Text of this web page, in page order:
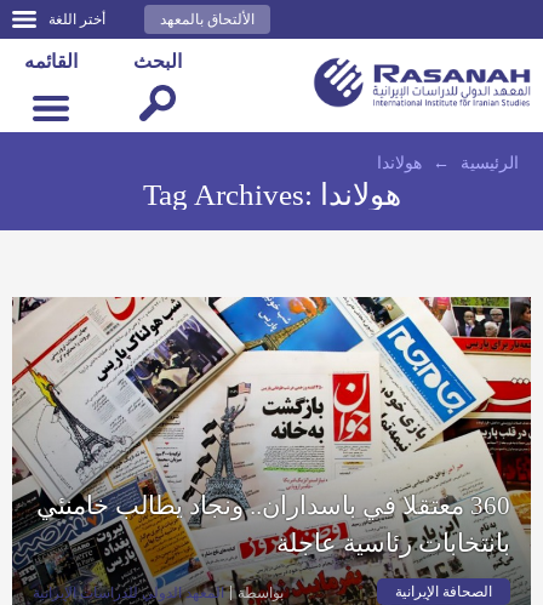
أختر اللغة الألتحاق بالمعهد
القائمه البحث
الرئيسية ← هولاندا
Tag Archives: هولاندا
360 معتقلا في باسداران.. ونجاد يطالب خامنئي
بانتخابات رئاسية عاجلة
الصحافة الإيرانية بواسطة المعهد الدولي للدراسات الإيرانية